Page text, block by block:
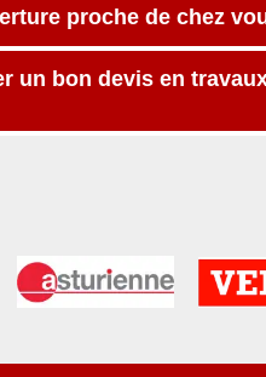
proche de chez
un bon devis en